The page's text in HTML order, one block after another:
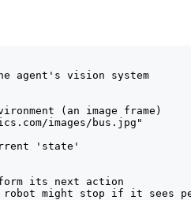
agent's vision system
(an image frame)
images/bus.jpg"
'state'
its next action
robot might stop if it sees